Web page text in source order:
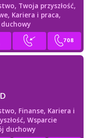
Twoja przyszłość,
Kariera i praca,
Finanse, Kariera i
Wsparcie
duchowy